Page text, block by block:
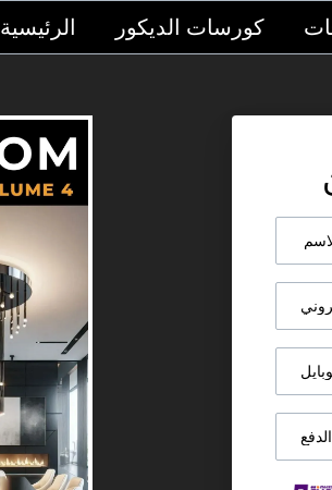
الرئيسية كورسات الديكور